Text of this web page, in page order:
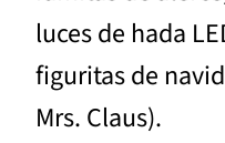
luces de hada
figuritas de
Mrs. Claus).